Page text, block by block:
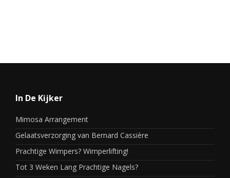
In De Kijker
Mimosa Arrangement
Gelaatsverzorging van Bernard Cassière
Prachtige Wimpers? Wimperlifting!
Tot 3 Weken Lang Prachtige Nagels?